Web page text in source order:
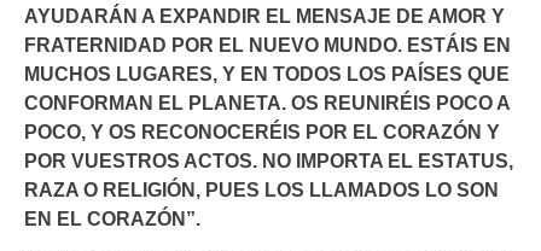
AYUDARÁN A EXPANDIR EL MENSAJE DE AMOR Y
FRATERNIDAD POR EL NUEVO MUNDO. ESTÁIS EN
MUCHOS LUGARES, Y EN TODOS LOS PAÍSES QUE
CONFORMAN EL PLANETA. OS REUNIRÉIS POCO A
POCO, Y OS RECONOCERÉIS POR EL CORAZÓN Y
POR VUESTROS ACTOS. NO IMPORTA EL ESTATUS,
RAZA O RELIGIÓN, PUES LOS LLAMADOS LO SON
EN EL CORAZÓN”.